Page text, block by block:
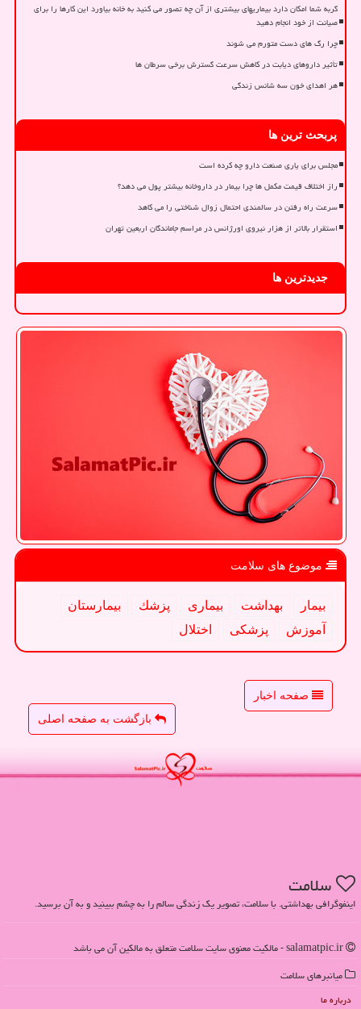
گربه شما امکان دارد بیماریهای بیشتری از آن چه تصور می کنید به خانه بیاورد این کارها را برای
صیانت از خود انجام دهید
چرا رگ های دست متورم می شوند
تأثیر داروهای دیابت در کاهش سرعت گسترش برخی سرطان ها
هر اهدای خون سه شانس زندگی
پربحث ترین ها
مجلس برای یاری صنعت دارو چه کرده است
راز اختلاف قیمت مکمل ها چرا بیمار در داروخانه بیشتر پول می دهد؟
سرعت راه رفتن در سالمندی احتمال زوال شناختی را می کاهد
استقرار بالاتر از هزار نیروی اورژانس در مراسم جاماندگان اربعین تهران
جدیدترین ها
موضوع های سلامت
بیمار بهداشت بیماری پزشك
بیمارستان
آموزش
پزشكی اختلال
صفحه اخبار
بازگشت به صفحه اصلی
سلامت
اینفوگرافی بهداشتی. با سلامت، تصویر یک زندگی سالم را به چشم ببینید و به آن برسید.
میانبرهای سلامت
درباره ما